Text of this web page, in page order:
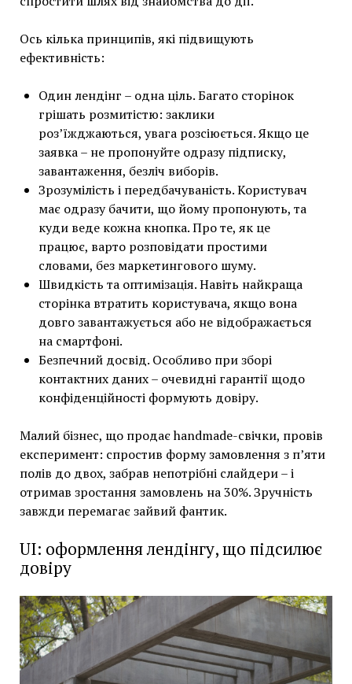
Ось кілька принципів, які підвищують
ефективність:
Один лендінг – одна ціль. Багато сторінок
грішать розмитістю: заклики
роз’їжджаються, увага розсіюється. Якщо це
заявка – не пропонуйте одразу підписку,
завантаження, безліч виборів.
Зрозумілість і передбачуваність. Користувач
має одразу бачити, що йому пропонують, та
куди веде кожна кнопка. Про те, як це
працює, варто розповідати простими
словами, без маркетингового шуму.
Швидкість та оптимізація. Навіть найкраща
сторінка втратить користувача, якщо вона
довго завантажується або не відображається
на смартфоні.
Безпечний досвід. Особливо при зборі
контактних даних – очевидні гарантії щодо
конфіденційності формують довіру.
Малий бізнес, що продає handmade-свічки, провів
експеримент: спростив форму замовлення з п’яти
полів до двох, забрав непотрібні слайдери – і
отримав зростання замовлень на 30%. Зручність
завжди перемагає зайвий фантик.
UI: оформлення лендінгу, що підсилює
довіру